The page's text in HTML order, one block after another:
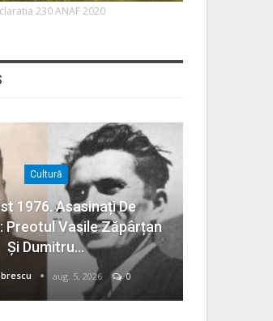
230 ANAF 2020
Cultură
1976. Asasinați De
Preotul Vasile Zăpârțan
Și Dumitru…
aug. 5, 2026 0